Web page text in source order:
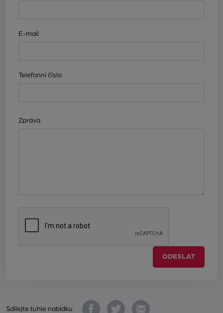
E-mail
Telefonní číslo
Zpráva
ODESLAT
Sdílejte tuhle nabídku